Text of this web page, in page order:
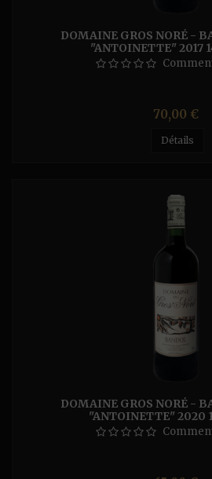
DOMAINE GROS NORÉ -
"ANTOINETTE" 2017
Prix
70,00 €
Détails
DOMAINE GROS NORÉ -
"ANTOINETTE" 2020